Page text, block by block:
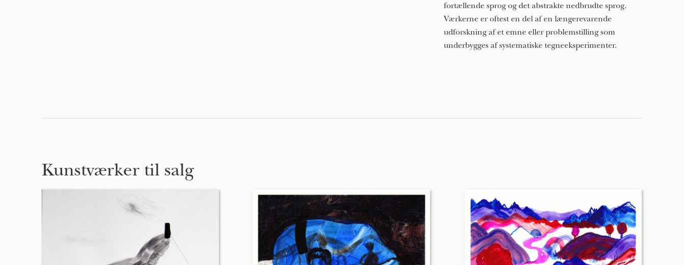
fortællende sprog og det abstrakte nedbrudte sprog.
Værkerne er oftest en del af en længerevarende
udforskning af et emne eller problemstilling som
underbygges af systematiske tegneeksperimenter.
Kunstværker til salg